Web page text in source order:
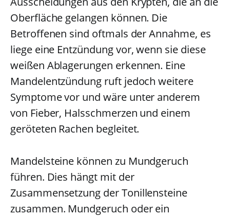
Oberfläche gelangen können. Die
Betroffenen sind oftmals der Annahme, es
liege eine Entzündung vor, wenn sie diese
weißen Ablagerungen erkennen. Eine
Mandelentzündung ruft jedoch weitere
Symptome vor und wäre unter anderem
von Fieber, Halsschmerzen und einem
geröteten Rachen begleitet.
Mandelsteine können zu Mundgeruch
führen. Dies hängt mit der
Zusammensetzung der Tonillensteine
zusammen. Mundgeruch oder ein